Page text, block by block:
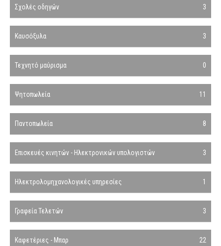
Σχολές οδηγών 3
Καυσόξυλα 3
Τεχνητό μαύρισμα 0
Ψητοπωλεία 11
Παντοπωλεία 8
Επισκευές κινητών - Ηλεκτρονικών υπολογιστών 3
Ηλεκτρολομηχανολογικές υπηρεσίες 1
Γραφεία Τελετών 3
Καφετέριες - Μπαρ 22